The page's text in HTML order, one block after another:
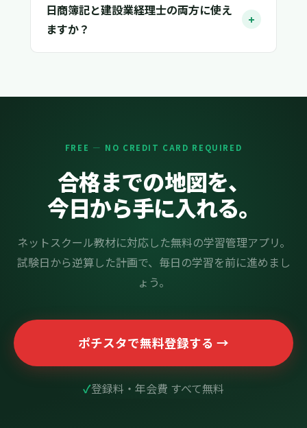
日商簿記と建設業経理士の両方に使え
ますか？
+
FREE — NO CREDIT CARD REQUIRED
合格までの地図を、
今日から手に入れる。
ネットスクール教材に対応した無料の学習管理アプリ。
試験日から逆算した計画で、毎日の学習を前に進めまし
ょう。
ポチスタで無料登録する →
登録料・年会費 すべて無料